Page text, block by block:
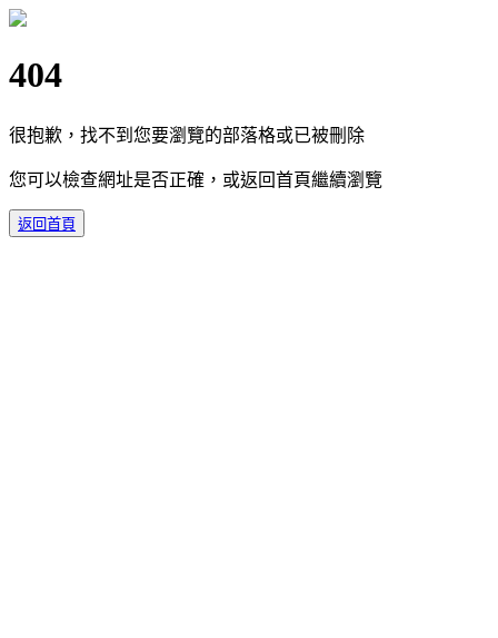
404
很抱歉，找不到您要瀏覽的部落格或已被刪除
您可以檢查網址是否正確，或返回首頁繼續瀏覽
返回首頁